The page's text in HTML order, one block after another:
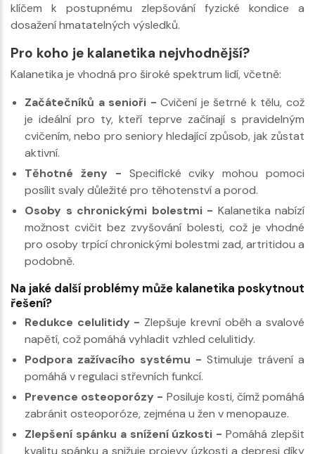
klíčem k postupnému zlepšování fyzické kondice a
dosažení hmatatelných výsledků.
Pro koho je kalanetika nejvhodnější?
Kalanetika je vhodná pro široké spektrum lidí, včetně:
Začátečníků a senioři - Cvičení je šetrné k tělu, což
je ideální pro ty, kteří teprve začínají s pravidelným
cvičením, nebo pro seniory hledající způsob, jak zůstat
aktivní.
Těhotné ženy - Specifické cviky mohou pomoci
posílit svaly důležité pro těhotenství a porod.
Osoby s chronickými bolestmi - Kalanetika nabízí
možnost cvičit bez zvyšování bolesti, což je vhodné
pro osoby trpící chronickými bolestmi zad, artritidou a
podobně.
Na jaké další problémy může kalanetika poskytnout
řešení?
Redukce celulitidy - Zlepšuje krevní oběh a svalové
napětí, což pomáhá vyhladit vzhled celulitidy.
Podpora zažívacího systému - Stimuluje trávení a
pomáhá v regulaci střevních funkcí.
Prevence osteoporózy - Posiluje kosti, čímž pomáhá
zabránit osteoporóze, zejména u žen v menopauze.
Zlepšení spánku a snížení úzkosti - Pomáhá zlepšit
kvalitu spánku a snižuje projevy úzkosti a depresi díky